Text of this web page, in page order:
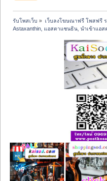
รับโพสเว็บ » เว็บลงโฆษณาฟรี โพสฟรี
Astaxanthin, แอสตาแซนธิน, นำเข้าแอ